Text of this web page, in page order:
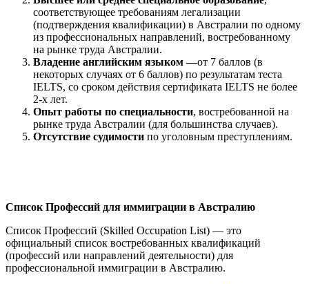
соответствующее требованиям легализации
(подтверждения квалификации) в Австралии по одному
из профессиональных направлений, востребованному
на рынке труда Австралии.
Владение английским языком —от 7 баллов (в
некоторых случаях от 6 баллов) по результатам теста
IELTS, со сроком действия сертификата IELTS не более
2-х лет.
Опыт работы по специальности, востребованной на
рынке труда Австралии (для большинства случаев).
Отсутствие судимости по уголовным преступлениям.
Список Профессий для иммиграции в Австралию
Список Профессий (Skilled Occupation List) — это
официальный список востребованных квалификаций
(профессий или направлений деятельности) для
профессиональной иммиграции в Австралию.